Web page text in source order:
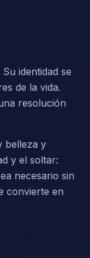
identidad se
de la vida.
resolución
belleza y
y el soltar:
necesario sin
convierte en